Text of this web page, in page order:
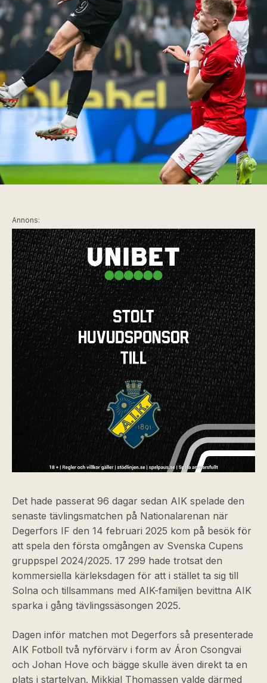
Annons:
Det hade passerat 96 dagar sedan AIK spelade den
senaste tävlingsmatchen på Nationalarenan när
Degerfors IF den 14 februari 2025 kom på besök för
att spela den första omgången av Svenska Cupens
gruppspel 2024/2025. 17 299 hade trotsat den
kommersiella kärleksdagen för att i stället ta sig till
Solna och tillsammans med AIK-familjen bevittna AIK
sparka i gång tävlingssäsongen 2025.
Dagen inför matchen mot Degerfors så presenterade
AIK Fotboll två nyförvärv i form av Áron Csongvai
och Johan Hove och bägge skulle även direkt ta en
plats i startelvan. Mikkjal Thomassen valde därmed